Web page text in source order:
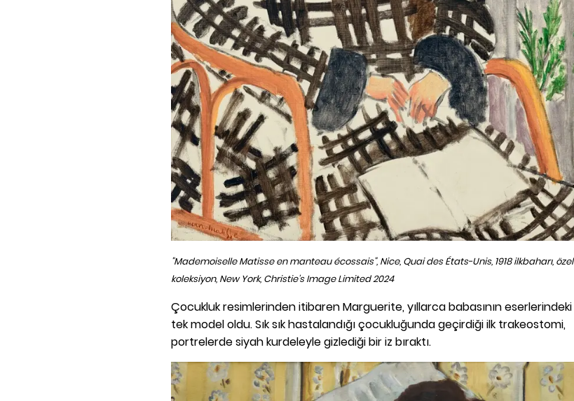
"Mademoiselle Matisse en manteau écossais", Nice, Quai des États-Unis, 1918 ilkbaharı, özel
koleksiyon, New York, Christie's Image Limited 2024
Çocukluk resimlerinden itibaren Marguerite, yıllarca babasının eserlerindeki
tek model oldu. Sık sık hastalandığı çocukluğunda geçirdiği ilk trakeostomi,
portrelerde siyah kurdeleyle gizlediği bir iz bıraktı.